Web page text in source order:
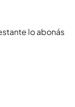
lo abonás